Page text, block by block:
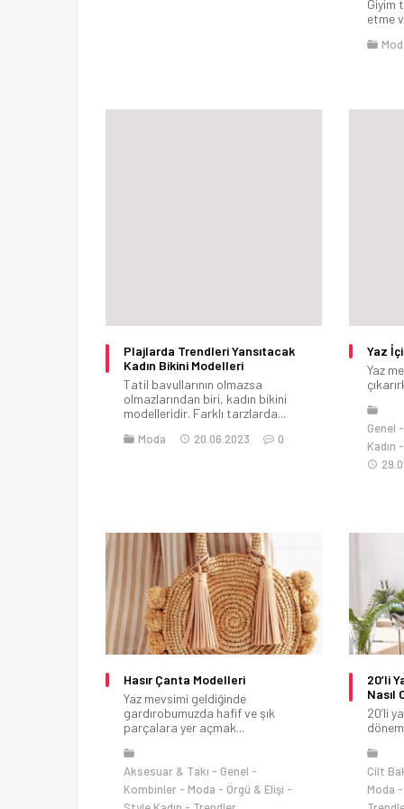
Giyim
etme
Plajlarda Trendleri Yansıtacak
Kadın Bikini Modelleri
Tatil bavullarının olmazsa
olmazlarından biri, kadın bikini
modelleridir. Farklı tarzlarda...
Moda 20.06.2023 0
Yaz
Yaz
Genel
Kadın
Hasır Çanta Modelleri
Yaz mevsimi geldiğinde
gardırobumuzda hafif ve şık
parçalara yer açmak...
Aksesuar & Takı
Genel
Kombinler
Moda
Örgü & Elişi
20’li
Nasıl
20’li
Cilt
Moda